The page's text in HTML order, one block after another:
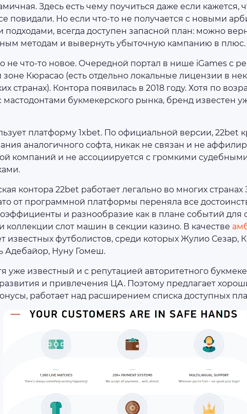
Здесь есть чему поучиться даже если кажется,
повидали. Но если что-то не получается с новыми
подходами, всегда доступен запасной план: можно
методам и вывернуть убыточную кампанию в плюс.
не что-то новое. Очередной портал в нише iGames с
Кюрасао (есть отдельно локальные лицензии в
странах). Контора появилась в 2018 году. Хотя по
мастодонтами букмекерского рынка, бренд известен
платформу 1xbet. По официальной версии, 22bet
аналогичного софта, никак не связан и не
компаний и не ассоциируется с громкими
контора 22bet работает легально во многих странах
от программной платформы переняла все
и разнообразие как в плане событий для
коллекции слот машин в секции казино. В качестве
известных футболистов, среди которых Жулио Сезар,
Адебайор, Нуну Гомеш.
уже известный и с репутацией авторитетного
и привлечения ЦА. Поэтому предлагает
работает над расширением списка доступных